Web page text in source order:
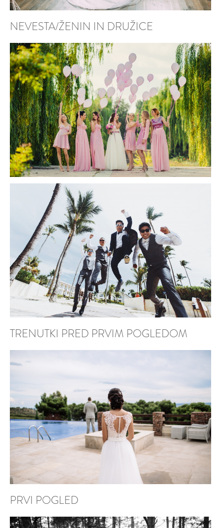
NEVESTA/ŽENIN IN DRUŽICE
TRENUTKI PRED PRVIM POGLEDOM
PRVI POGLED